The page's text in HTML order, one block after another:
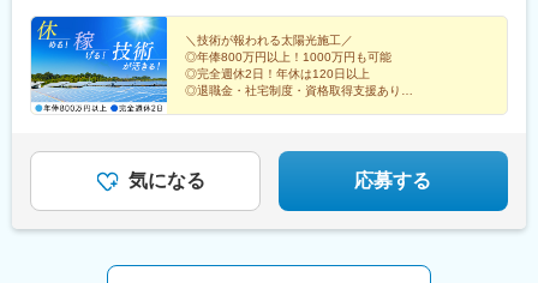
例】青森県、岩手県、宮城県、秋田県、山形県、福島県、茨城
県、栃木県、群馬県、埼玉県、千葉県、東京都、神奈川県、山梨
県
＼技術が報われる太陽光施工／
◎年俸800万円以上！1000万円も可能
◎完全週休2日！年休は120日以上
◎退職金・社宅制度・資格取得支援あり
気になる 応募する